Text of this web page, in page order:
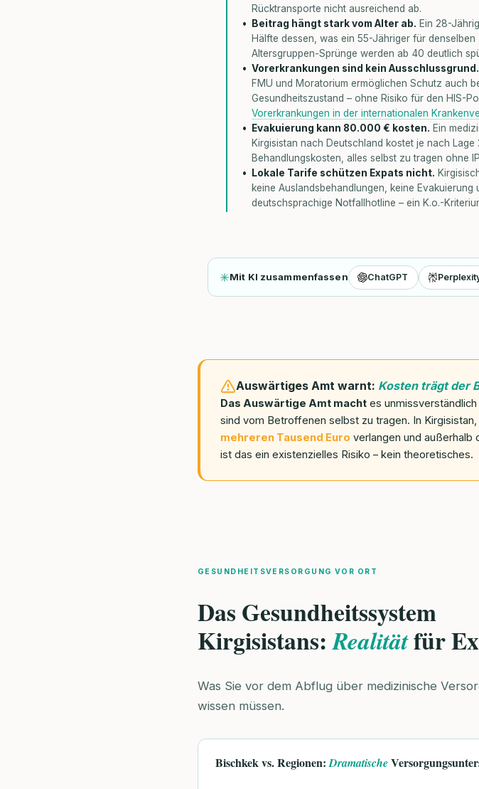
Rücktransporte nicht ausreichend ab.
Beitrag hängt stark vom Alter ab. Ein 28-
Hälfte dessen, was ein 55-Jähriger für
Altersgruppen-Sprünge werden ab 40 deutlich
Vorerkrankungen sind kein Ausschlussgrund.
FMU und Moratorium ermöglichen Schutz auch
Gesundheitszustand – ohne Risiko für den HIS-
Vorerkrankungen in der internationalen
Evakuierung kann 80.000 € kosten. Ein
Kirgisistan nach Deutschland kostet je nach
Behandlungskosten, alles selbst zu tragen ohne
Lokale Tarife schützen Expats nicht.
keine Auslandsbehandlungen, keine Evakuierung
deutschsprachige Notfallhotline – ein K.o.-
Mit KI zusammenfassen ChatGPT
Auswärtiges Amt warnt: Kosten trägt der
Das Auswärtige Amt macht es
sind vom Betroffenen selbst zu tragen. In
mehreren Tausend Euro verlangen und
ist das ein existenzielles Risiko – kein theoretisches.
GESUNDHEITSVERSORGUNG VOR ORT
Das Gesundheitssystem
Kirgisistans:Realitätfür
Was Sie vor dem Abflug über medizinische
wissen müssen.
Bischkek vs. Regionen: Dramatische